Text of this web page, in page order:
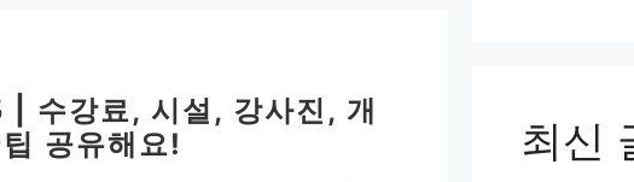
수강료, 시설, 강사진, 개
공유해요!
최신